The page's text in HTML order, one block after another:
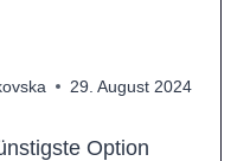
29. August 2024
Option